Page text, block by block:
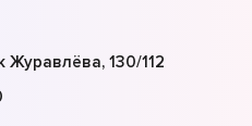
Журавлёва, 130/112